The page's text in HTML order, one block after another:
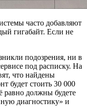
часто добавляют
гигабайт. Если не
подозрения, ни в
под расписку. На
что найдены
будет стоить 30 000
равно должны будете
диагностику» и